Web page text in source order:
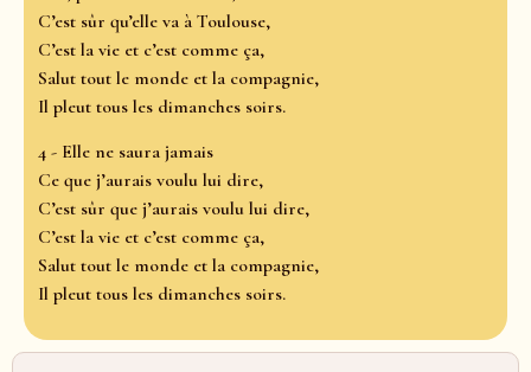
C’est sûr qu’elle va à Toulouse,
C’est la vie et c’est comme ça,
Salut tout le monde et la compagnie,
Il pleut tous les dimanches soirs.
4 - Elle ne saura jamais
Ce que j’aurais voulu lui dire,
C’est sûr que j’aurais voulu lui dire,
C’est la vie et c’est comme ça,
Salut tout le monde et la compagnie,
Il pleut tous les dimanches soirs.